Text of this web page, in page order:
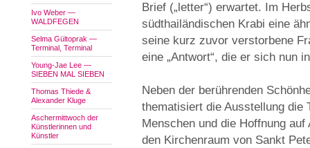
Ivo Weber —
WALDFEGEN
Selma Gültoprak —
Terminal, Terminal
Young-Jae Lee —
SIEBEN MAL SIEBEN
Thomas Thiede &
Alexander Kluge
Aschermittwoch der
Künstlerinnen und
Künstler
Brief („letter“) erwartet. Im
südthailändischen Krabi eine
seine kurz zuvor verstorbene
eine „Antwort“, die er sich nun
Neben der berührenden
thematisiert die Ausstellung die
Menschen und die Hoffnung
den Kirchenraum von Sankt